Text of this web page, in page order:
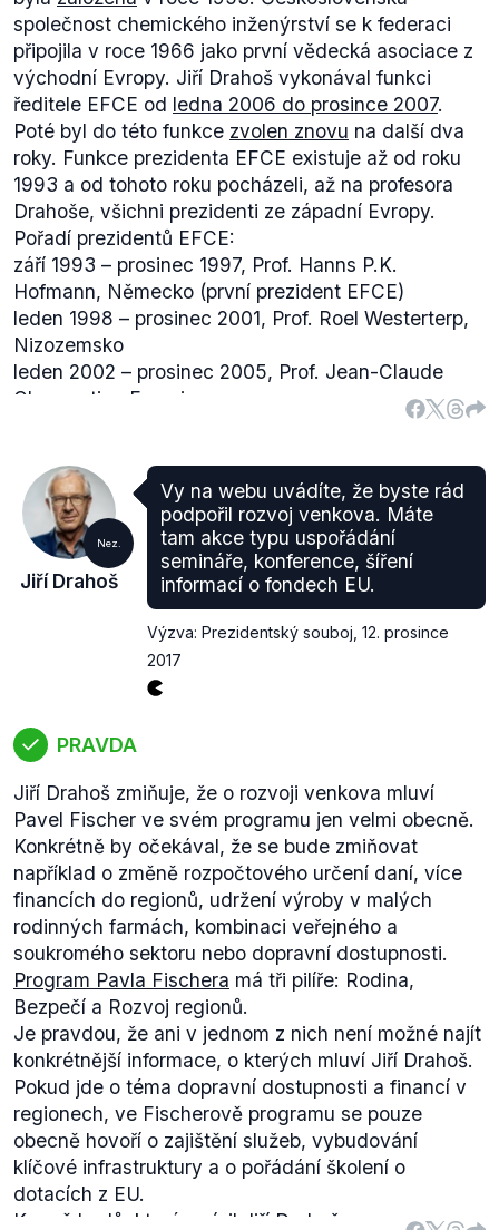
zájem (.pdf, str. 6). Z těchto informací není jasné,
zda a v jaké míře musela pro schválení Strategie
jednání s politiky probíhat.
společnost chemického inženýrství se k federaci
připojila v roce 1966 jako první vědecká asociace z
východní Evropy. Jiří Drahoš vykonával funkci
ředitele EFCE od ledna 2006 do prosince 2007.
Poté byl do této funkce zvolen znovu na další dva
roky. Funkce prezidenta EFCE existuje až od roku
1993 a od tohoto roku pocházeli, až na profesora
Drahoše, všichni prezidenti ze západní Evropy.
Pořadí prezidentů EFCE:
září 1993 – prosinec 1997, Prof. Hanns P.K.
Hofmann, Německo (první prezident EFCE)
leden 1998 – prosinec 2001, Prof. Roel Westerterp,
Nizozemsko
leden 2002 – prosinec 2005, Prof. Jean-Claude
Charpentier, Francie
leden 2006 – prosinec 2009, Prof. Jiří Drahoš,
leden 2010 – prosinec 2013, Prof. Richard Darton,
Spojené království
leden 2014 – prosinec 2017, Prof. Rafiqul Gani,
Dánsko
Nez.
Jiří Drahoš
Vy na webu uvádíte, že byste rád
podpořil rozvoj venkova. Máte
tam akce typu uspořádání
semináře, konference, šíření
informací o fondech EU.
Výzva: Prezidentský souboj 12. prosince
2017
PRAVDA
Jiří Drahoš zmiňuje, že o rozvoji venkova mluví
Pavel Fischer ve svém programu jen velmi obecně.
Konkrétně by očekával, že se bude zmiňovat
například o změně rozpočtového určení daní, více
financích do regionů, udržení výroby v malých
rodinných farmách, kombinaci veřejného a
soukromého sektoru nebo dopravní dostupnosti.
Program Pavla Fischera má tři pilíře: Rodina,
Bezpečí a Rozvoj regionů.
Je pravdou, že ani v jednom z nich není možné najít
konkrétnější informace, o kterých mluví Jiří Drahoš.
Pokud jde o téma dopravní dostupnosti a financí v
regionech, ve Fischerově programu se pouze
obecně hovoří o zajištění služeb, vybudování
klíčové infrastruktury a o pořádání školení o
dotacích z EU.
Kromě bodů, které zmínil Jiří Drahoš, se v programu